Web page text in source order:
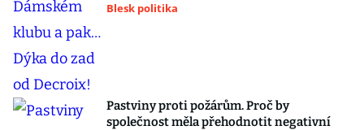
Blesk politika
Pastviny proti požárům. Proč by
společnost měla přehodnotit negativní